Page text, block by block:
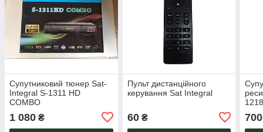
Супутниковий тюнер Sat-
Integral S-1311 HD
COMBO
1 080 ₴
Пульт дистанційного
керування Sat Integral
60₴ 700